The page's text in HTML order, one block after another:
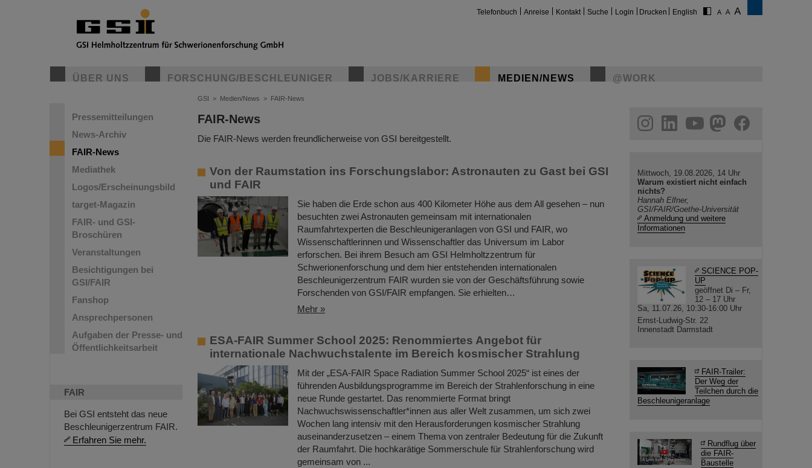
Telefonbuch Anreise Kontakt Suche Login Drucken English
ÜBER UNS FORSCHUNG/BESCHLEUNIGER JOBS/KARRIERE MEDIEN/NEWS @WORK
Pressemitteilungen
News-Archiv
FAIR-News
Mediathek
Logos/Erscheinungsbild
target-Magazin
FAIR- und GSI-
Broschüren
Veranstaltungen
Besichtigungen bei
GSI/FAIR
Fanshop
Ansprechpersonen
Aufgaben der Presse- und
Öffentlichkeitsarbeit
FAIR
Bei GSI entsteht das neue
Beschleunigerzentrum FAIR.
Erfahren Sie mehr.
GSI > Medien/News > FAIR-News
FAIR-News
Die FAIR-News werden freundlicherweise von GSI bereitgestellt.
Von der Raumstation ins Forschungslabor: Astronauten zu Gast bei GSI
und FAIR
Sie haben die Erde schon aus 400 Kilometer Höhe aus dem All gesehen – nun
besuchten zwei Astronauten gemeinsam mit internationalen
Raumfahrtexperten die Beschleunigeranlagen von GSI und FAIR, wo
Wissenschaftlerinnen und Wissenschaftler das Universum im Labor
erforschen. Bei ihrem Besuch am GSI Helmholtzzentrum für
Schwerionenforschung und dem hier entstehenden internationalen
Beschleunigerzentrum FAIR wurden sie von der Geschäftsführung sowie
Forschenden von GSI/FAIR empfangen. Sie erhielten…
Mehr »
ESA-FAIR Summer School 2025: Renommiertes Angebot für
internationale Nachwuchstalente im Bereich kosmischer Strahlung
Mit der „ESA-FAIR Space Radiation Summer School 2025“ ist eines der
führenden Ausbildungsprogramme im Bereich der Strahlenforschung in eine
neue Runde gestartet. Das renommierte Format bringt
Nachwuchswissenschaftler*innen aus aller Welt zusammen, um sich zwei
Wochen lang intensiv mit den Herausforderungen kosmischer Strahlung
auseinanderzusetzen – einem Thema von zentraler Bedeutung für die Zukunft
der Raumfahrt. Die hochkarätige Sommerschule für Strahlenforschung wird
gemeinsam von ...
helmholtz.social
facebook
Mittwoch, 19.08.2026, 14 Uhr
Warum existiert nicht einfach
nichts?
Hannah Elfner,
GSI/FAIR/Goethe-Universität
Anmeldung und weitere
Informationen
SCIENCE POP-
UP
geöffnet Di – Fr,
12 – 17 Uhr
Sa, 11.07.26, 10:30-16:00 Uhr
Ernst-Ludwig-Str. 22
Innenstadt Darmstadt
FAIR-Trailer:
Der Weg der
Teilchen durch die
Beschleunigeranlage
Rundflug über
die FAIR-
Baustelle